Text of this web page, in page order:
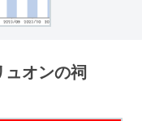
オンの祠